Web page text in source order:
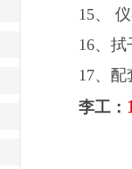
15、
16、
17、
李工：